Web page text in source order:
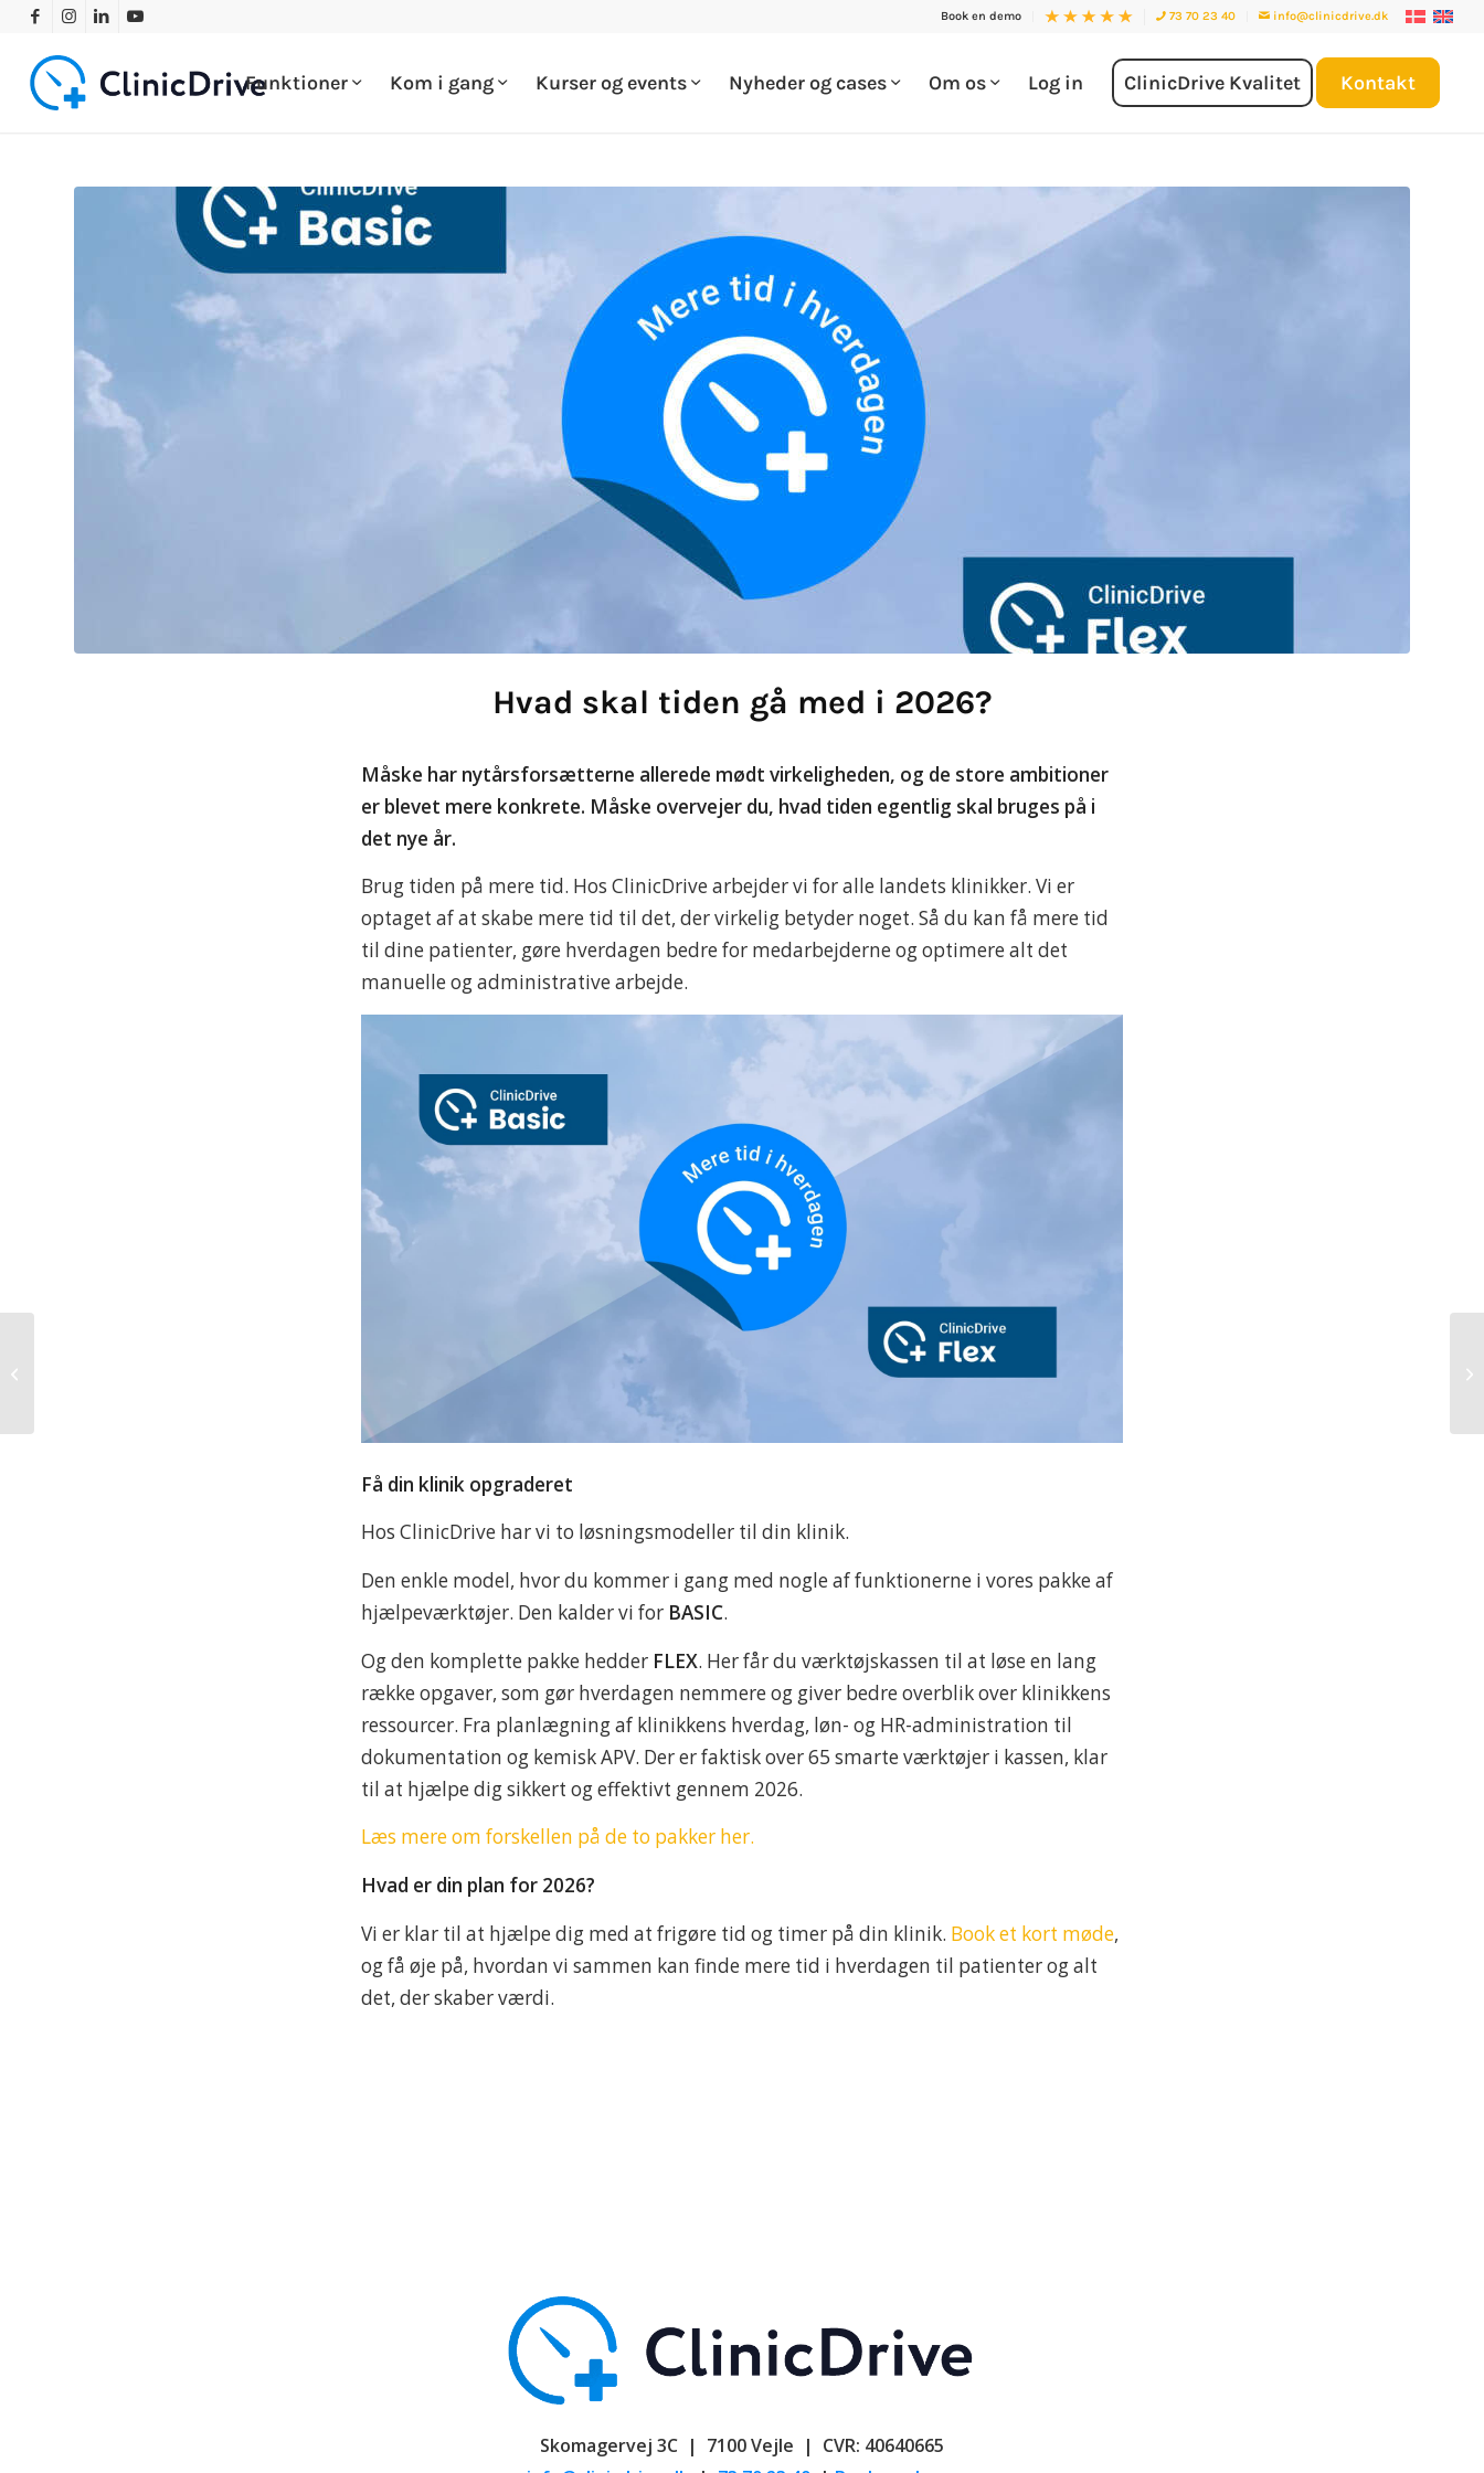
Book en demo 73 70 23 40 info@clinicdrive.dk
Funktioner Kom i gang Kurser og events Nyheder og cases Om os Log in ClinicDrive Kvalitet Kontakt
Hvad skal tiden gå med i 2026?
Måske har nytårsforsætterne allerede mødt virkeligheden, og de store ambitioner
er blevet mere konkrete. Måske overvejer du, hvad tiden egentlig skal bruges på i
det nye år.
Brug tiden på mere tid. Hos ClinicDrive arbejder vi for alle landets klinikker. Vi er
optaget af at skabe mere tid til det, der virkelig betyder noget. Så du kan få mere tid
til dine patienter, gøre hverdagen bedre for medarbejderne og optimere alt det
manuelle og administrative arbejde.
Få din klinik opgraderet
Hos ClinicDrive har vi to løsningsmodeller til din klinik.
Den enkle model, hvor du kommer i gang med nogle af funktionerne i vores pakke af
hjælpeværktøjer. Den kalder vi for BASIC.
Og den komplette pakke hedder FLEX. Her får du værktøjskassen til at løse en lang
række opgaver, som gør hverdagen nemmere og giver bedre overblik over klinikkens
ressourcer. Fra planlægning af klinikkens hverdag, løn- og HR-administration til
dokumentation og kemisk APV. Der er faktisk over 65 smarte værktøjer i kassen, klar
til at hjælpe dig sikkert og effektivt gennem 2026.
Læs mere om forskellen på de to pakker her.
Hvad er din plan for 2026?
Vi er klar til at hjælpe dig med at frigøre tid og timer på din klinik. Book et kort møde,
og få øje på, hvordan vi sammen kan finde mere tid i hverdagen til patienter og alt
det, der skaber værdi.
Skomagervej 3C | 7100 Vejle | CVR: 40640665